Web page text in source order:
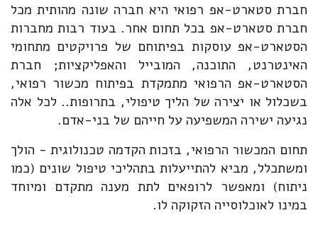
חברת סטארט-אפ רפואי היא חברה שונה מהותית מכל
חברת סטארט-אפ בכל תחום אחר. בעוד רבות מחברות
הסטארט-אפ עוסקות בפיתוחם של פרויקטים מתחומי
האינטרנט, התוכנה, המובייל והאפליקציות; חברת
הסטארט-אפ הרפואי מתמקדת בפיתוח מכשור רפואי,
בשכלול או יצירה של הליך טיפולי, בתרופות.. לכל אלה
נגיעה ישירה המשפיעה על חייהם של בני-אדם.
תחום המכשור הרפואי, בזכות הקדמה טכנולוגית - הולך
ומשתכלל, מביא להתייעלות בתהליכי טיפול שונים (כמו
ניתוח) ומאפשר לרופאים לתת מענה מתקדם ומיוחד
במינו לאוכלוסייה הזקוקה לו.